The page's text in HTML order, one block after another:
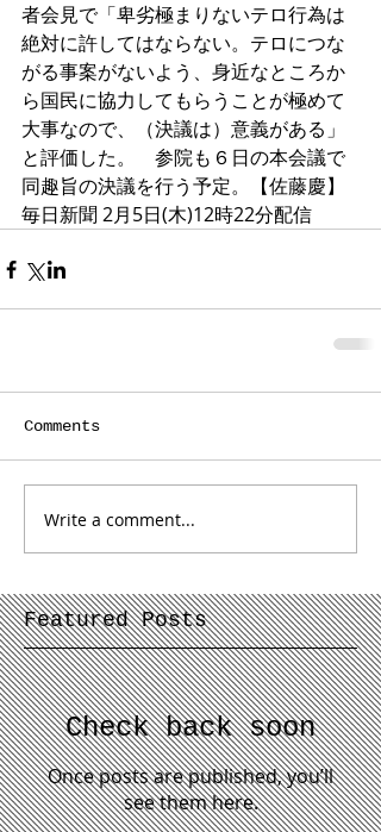
者会見で「卑劣極まりないテロ行為は
絶対に許してはならない。テロにつな
がる事案がないよう、身近なところか
ら国民に協力してもらうことが極めて
大事なので、（決議は）意義がある」
と評価した。　参院も６日の本会議で
同趣旨の決議を行う予定。【佐藤慶】
毎日新聞 2月5日(木)12時22分配信
Comments
Write a comment...
Featured Posts
Check back soon
Once posts are published, you’ll
see them here.